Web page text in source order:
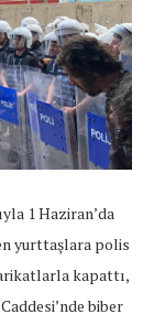
1 Haziran’da
yurttaşlara polis
kapattı,
biber